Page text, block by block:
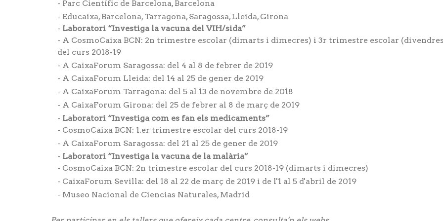
Parc Científic de Barcelona, Barcelona
Educaixa, Barcelona, Tarragona, Saragossa, Lleida, Girona
Laboratori “Investiga la vacuna del VIH/sida”
A CosmoCaixa BCN: 2n trimestre escolar (dimarts i dimecres) i 3r trimestre escolar
del curs 2018-19
A CaixaForum Saragossa: del 4 al 8 de febrer de 2019
A CaixaForum Lleida: del 14 al 25 de gener de 2019
A CaixaForum Tarragona: del 5 al 13 de novembre de 2018
A CaixaForum Girona: del 25 de febrer al 8 de març de 2019
Laboratori “Investiga com es fan els medicaments”
CosmoCaixa BCN: 1.er trimestre escolar del curs 2018-19
A CaixaForum Saragossa: del 21 al 25 de gener de 2019
Laboratori “Investiga la vacuna de la malària”
CosmoCaixa BCN: 2n trimestre escolar del curs 2018-19 (dimarts i dimecres)
CaixaForum Sevilla: del 18 al 22 de març de 2019 i de l'1 al 5 d'abril de 2019
Museo Nacional de Ciencias Naturales, Madrid